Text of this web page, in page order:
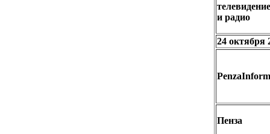
телевидение
и радио
24 октября
PenzaInform
Пенза